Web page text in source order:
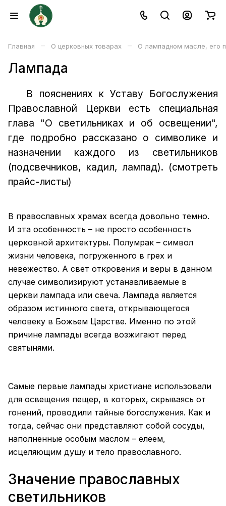
Главная – О церковных товарах – О лампадном масле, его
Лампада
В пояснениях к Уставу Богослужения
Православной Церкви есть специальная
глава "О светильниках и об освещении",
где подробно рассказано о символике и
назначении каждого из светильников
(подсвечников, кадил, лампад). (смотреть
прайс-листы)
В православных храмах всегда довольно темно.
И эта особенность – не просто особенность
церковной архитектуры. Полумрак – символ
жизни человека, погруженного в грех и
невежество. А свет откровения и веры в данном
случае символизируют устанавливаемые в
церкви лампада или свеча. Лампада является
образом истинного света, открывающегося
человеку в Божьем Царстве. Именно по этой
причине лампады всегда возжигают перед
святынями.
Самые первые лампады христиане использовали
для освещения пещер, в которых, скрываясь от
гонений, проводили тайные богослужения. Как и
тогда, сейчас они представляют собой сосуды,
наполненные особым маслом – елеем,
исцеляющим душу и тело православного.
Значение православных
светильников